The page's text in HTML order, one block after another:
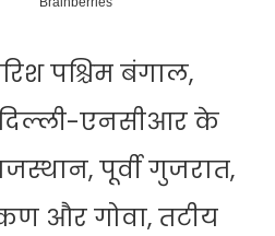
पश्चिम बंगाल,
दिल्ली-एनसीआर के
पूर्वी गुजरात,
और गोवा, तटीय